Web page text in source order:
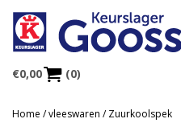
€0,00 (0)
Home /vleeswaren / Zuurkoolspek